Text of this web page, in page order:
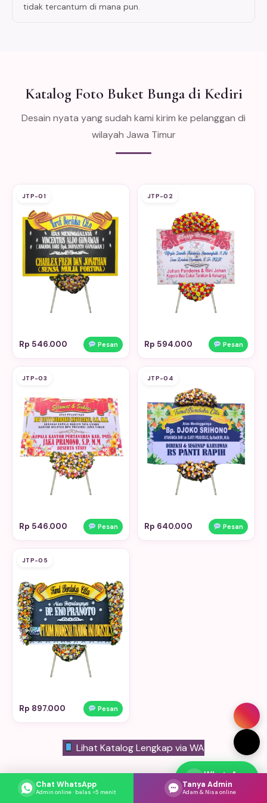
tidak tercantum di mana pun.
Katalog Foto Buket Bunga di Kediri
Desain nyata yang sudah kami kirim ke pelanggan di
wilayah Jawa Timur
JTP-01
Rp 546.000 Pesan
JTP-02
Rp 594.000 Pesan
JTP-03
Rp 546.000 Pesan
JTP-04
Rp 640.000 Pesan
JTP-05
Rp 897.000 Pesan
Lihat Katalog Lengkap via WA
WhatsApp
Respons cepat
Chat WhatsApp
Admin online · balas <5 menit
Tanya Admin
Adam & Nisa online